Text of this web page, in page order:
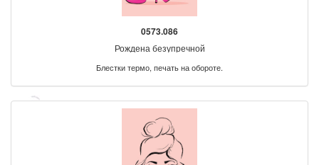
0573.086
Рождена безупречной
Блестки термо, печать на обороте.